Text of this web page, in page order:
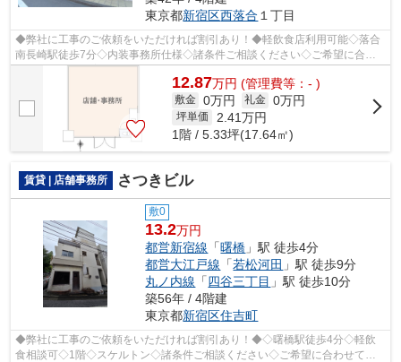
東京都新宿区西落合 １丁目
◆弊社に工事のご依頼をいただければ割引あり！◆軽飲食店利用可能◇落合
南長崎駅徒歩7分◇内装事務所仕様◇諸条件ご相談ください◇ご希望に合わ
せて物件のご提案が可能です◇お気軽にお問い...
12.87万円 (管理費等：- )
敷金 0万円 礼金 0万円
坪単価 2.41万円
1階 / 5.33坪(17.64㎡)
賃貸 | 店舗事務所 さつきビル
敷0
13.2万円
都営新宿線 「曙橋 」駅 徒歩4分
都営大江戸線 「若松河田 」駅 徒歩9分
丸ノ内線 「四谷三丁目 」駅 徒歩10分
築56年 / 4階建
東京都新宿区住吉町
◆弊社に工事のご依頼をいただければ割引あり！◆◇曙橋駅徒歩4分◇軽飲
食相談可◇1階◇スケルトン◇諸条件ご相談ください◇ご希望に合わせて物